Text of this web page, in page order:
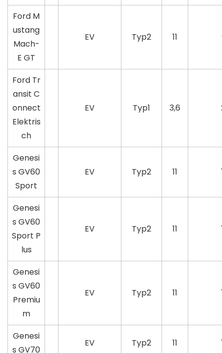
Ford M
ustang
Mach-
E GT
EV Typ2 11
Ford Tr
ansit C
onnect
Elektris
ch
EV Typ1 3,6
Genesi
s GV60
Sport
EV Typ2 11
Genesi
s GV60
Sport P
lus
EV Typ2 11
Genesi
s GV60
Premiu
m
EV Typ2 11
Genesi
s GV70
EV Typ2 11